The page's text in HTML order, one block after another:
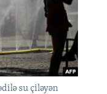
su çiləyən